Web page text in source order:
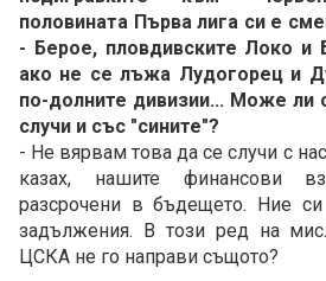
половината Първа лига си е
- Берое, пловдивските Локо и
ако не се лъжа Лудогорец и
по-долните дивизии... Може
случи и със "сините"?
- Не вярвам това да се случи с
казах, нашите финансови
разсрочени в бъдещето. Ние
задължения. В този ред на
ЦСКА не го направи същото?